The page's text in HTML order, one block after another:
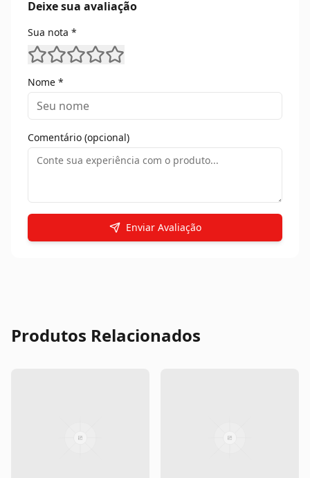
Deixe sua avaliação
Sua nota *
Nome *
Comentário (opcional)
Enviar Avaliação
Produtos Relacionados